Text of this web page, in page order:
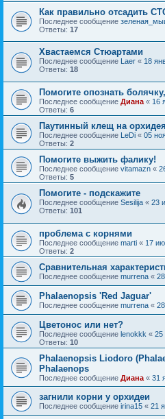
Как правильно отсадить
Последнее сообщение
Ответы: 17
Хвастаемся Стюартами
Последнее сообщение Laer « 18
Ответы: 18
Помогите опознать
Последнее сообщение Диана « 16
Ответы: 6
Паутинный клещ на
Последнее сообщение LeDi « 05
Ответы: 2
Помогите выжить фалику!
Последнее сообщение vitamazn «
Ответы: 5
Помогите - подскажите
Последнее сообщение Sesilija « 23
Ответы: 101
проблема с корнями
Последнее сообщение marti « 17
Ответы: 2
Сравнительная
Последнее сообщение murrena «
Phalaenopsis 'Red Jaguar'
Последнее сообщение murrena «
Цветонос или нет?
Последнее сообщение lenokkk « 25
Ответы: 10
Phalaenopsis Liodoro
Phalaenops
Последнее сообщение Диана « 31
загнили корни у орхидеи
Последнее сообщение irina15 « 21